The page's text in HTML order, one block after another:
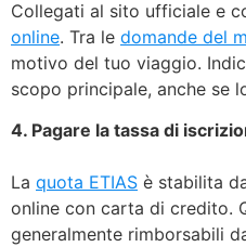
Collegati al sito ufficiale e
online. Tra le domande del
motivo del tuo viaggio.
scopo principale, anche se
4. Pagare la tassa di
La quota ETIAS è stabilita
online con carta di credito.
generalmente rimborsabili